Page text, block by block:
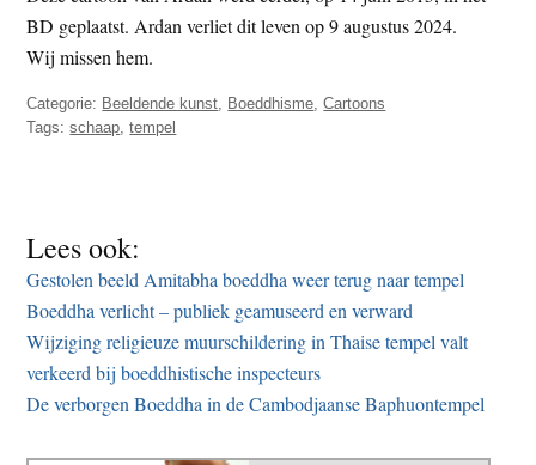
t
e
e
s
t
BD geplaatst. Ardan verliet dit leven op 9 augustus 2024.
Wij missen hem.
Categorie: Beeldende kunst Boeddhisme ,Cartoons
Tags:schaap ,tempel
Lees ook:
Gestolen beeld Amitabha boeddha weer terug naar tempel
Boeddha verlicht – publiek geamuseerd en verward
Wijziging religieuze muurschildering in Thaise tempel valt
verkeerd bij boeddhistische inspecteurs
De verborgen Boeddha in de Cambodjaanse Baphuontempel